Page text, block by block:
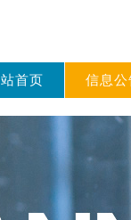
首页 信息公